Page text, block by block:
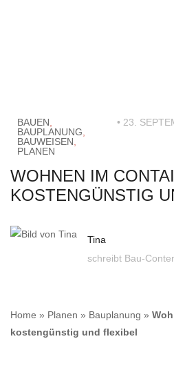
BAUEN
BAUPLANUNG
BAUWEISEN
PLANEN
• 23.
WOHNEN IM
KOSTENGÜNSTIG
Tina
schreibt Bau-
Home » Planen » Bauplanung »
kostengünstig und flexibel